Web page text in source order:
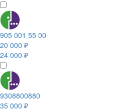
905 001 55 00
20 000 ₽
24 000 ₽
9308800880
35 000 ₽